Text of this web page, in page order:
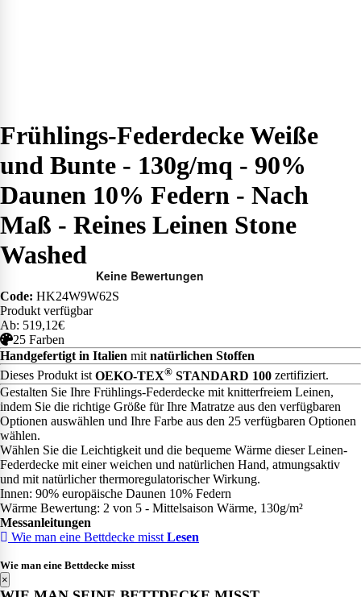
Frühlings-Federdecke Weiße
und Bunte - 130g/mq - 90%
Daunen 10% Federn - Nach
Maß - Reines Leinen Stone
Washed
Code: HK24W9W62S
Produkt verfügbar
Ab: 519,12€
25 Farben
Handgefertigt in Italien mitnatürlichen Stoffen
Dieses Produkt istOEKO-TEX® STANDARD 100 zertifiziert.
Gestalten Sie Ihre Frühlings-Federdecke mit knitterfreiem Leinen,
indem Sie die richtige Größe für Ihre Matratze aus den verfügbaren
Optionen auswählen und Ihre Farbe aus den 25 verfügbaren Optionen
wählen.
Wählen Sie die Leichtigkeit und die bequeme Wärme dieser Leinen-
Federdecke mit einer weichen und natürlichen Hand, atmungsaktiv
und mit natürlicher thermoregulatorischer Wirkung.
Innen: 90% europäische Daunen 10% Federn
Wärme Bewertung: 2 von 5 - Mittelsaison Wärme, 130g/m²
Messanleitungen
Wie man eine Bettdecke misst Lesen
Wie man eine Bettdecke misst
×